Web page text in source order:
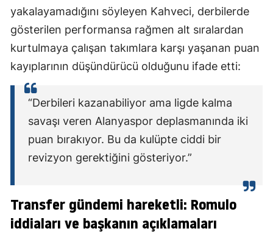
yakalayamadığını söyleyen Kahveci, derbilerde
gösterilen performansa rağmen alt sıralardan
kurtulmaya çalışan takımlara karşı yaşanan puan
kayıplarının düşündürücü olduğunu ifade etti:
“Derbileri kazanabiliyor ama ligde kalma
savaşı veren Alanyaspor deplasmanında iki
puan bırakıyor. Bu da kulüpte ciddi bir
revizyon gerektiğini gösteriyor.”
Transfer gündemi hareketli: Romulo
iddiaları ve başkanın açıklamaları